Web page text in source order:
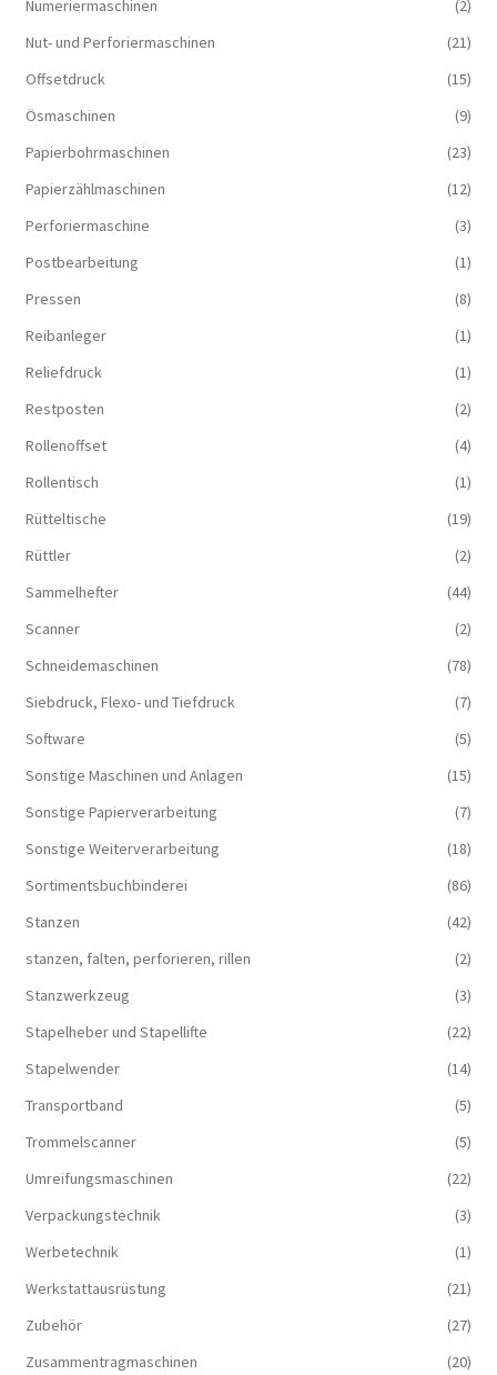
Numeriermaschinen
(2)
Nut- und Perforiermaschinen
(21)
Offsetdruck
(15)
Ösmaschinen
(9)
Papierbohrmaschinen
(23)
Papierzählmaschinen
(12)
Perforiermaschine
(3)
Postbearbeitung
(1)
Pressen
(8)
Reibanleger
(1)
Reliefdruck
(1)
Restposten
(2)
Rollenoffset
(4)
Rollentisch
(1)
Rütteltische
(19)
Rüttler
(2)
Sammelhefter
(44)
Scanner
(2)
Schneidemaschinen
(78)
Siebdruck, Flexo- und Tiefdruck
(7)
Software
(5)
Sonstige Maschinen und Anlagen
(15)
Sonstige Papierverarbeitung
(7)
Sonstige Weiterverarbeitung
(18)
Sortimentsbuchbinderei
(86)
Stanzen
(42)
stanzen, falten, perforieren, rillen
(2)
Stanzwerkzeug
(3)
Stapelheber und Stapellifte
(22)
Stapelwender
(14)
Transportband
(5)
Trommelscanner
(5)
Umreifungsmaschinen
(22)
Verpackungstechnik
(3)
Werbetechnik
(1)
Werkstattausrüstung
(21)
Zubehör
(27)
Zusammentragmaschinen
(20)